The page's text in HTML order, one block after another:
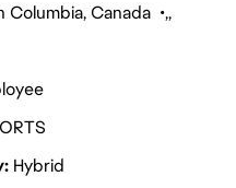
Columbia, Canada
Hybrid